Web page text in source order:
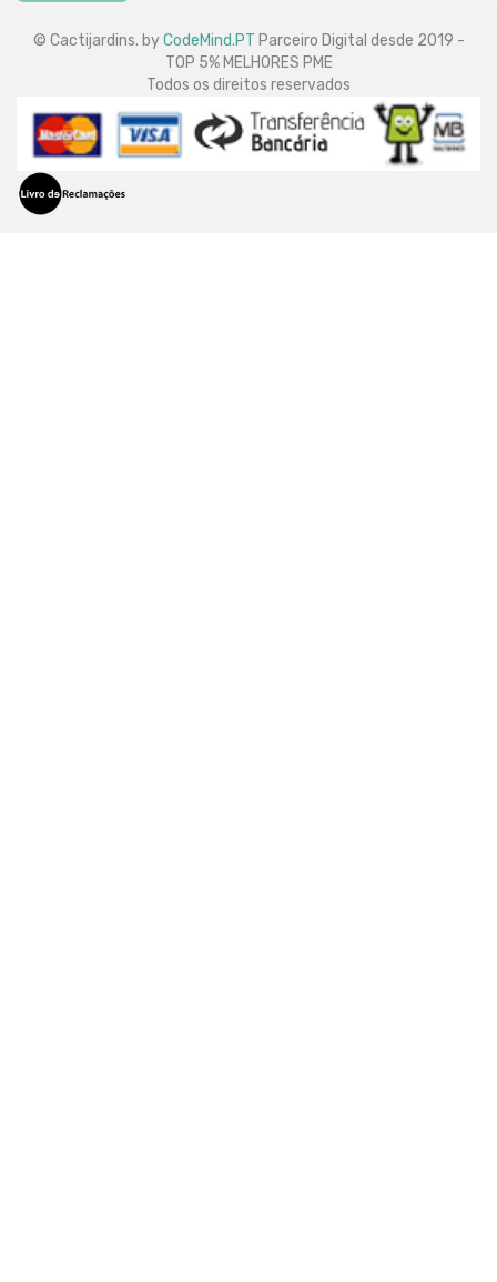
© Cactijardins. byCodeMind.PT Parceiro Digital desde 2019 -
TOP 5% MELHORES PME
Todos os direitos reservados